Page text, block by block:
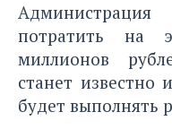
потратить на
миллионов
станет известно
будет выполнять